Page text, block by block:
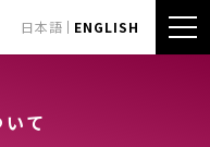
日本語 ENGLISH
て